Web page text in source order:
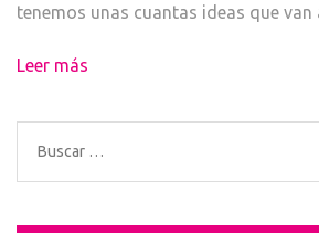
tenemos unas cuantas ideas que
Leer más
Buscar: